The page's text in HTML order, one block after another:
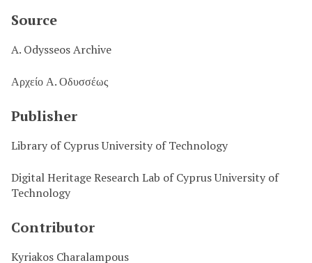
Source
A. Odysseos Archive
Αρχείο Α. Οδυσσέως
Publisher
Library of Cyprus University of Technology
Digital Heritage Research Lab of Cyprus University of
Technology
Contributor
Kyriakos Charalampous